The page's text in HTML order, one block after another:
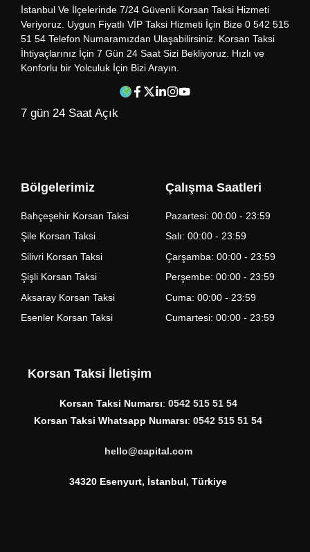
İstanbul Ve İlçelerinde 7/24 Güvenli Korsan Taksi Hizmeti
Veriyoruz. Uygun Fiyatlı VİP Taksi Hizmeti İçin Bize 0 542 515
51 54 Telefon Numaramızdan Ulaşabilirsiniz. Korsan Taksi
İhtiyaçlarınız İçin 7 Gün 24 Saat Sizi Bekliyoruz. Hızlı ve
Konforlu bir Yolculuk İçin Bizi Arayın.
7 gün 24 Saat Açık
Bölgelerimiz
Bahçeşehir Korsan Taksi
Şile Korsan Taksi
Silivri Korsan Taksi
Şişli Korsan Taksi
Aksaray Korsan Taksi
Esenler Korsan Taksi
Çalışma Saatleri
Pazartesi: 00:00 - 23:59
Salı: 00:00 - 23:59
Çarşamba: 00:00 - 23:59
Perşembe: 00:00 - 23:59
Cuma: 00:00 - 23:59
Cumartesi: 00:00 - 23:59
Korsan Taksi İletişim
Korsan Taksi Numarsı: 0542 515 51 54
Korsan Taksi Whatsapp Numarsı: 0542 515 51 54
hello@capital.com
34320 Esenyurt, İstanbul, Türkiye